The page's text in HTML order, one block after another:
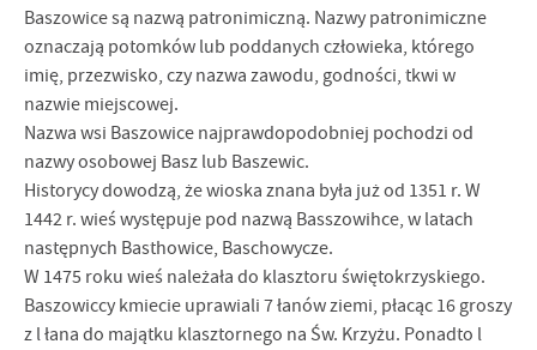
Baszowice są nazwą patronimiczną. Nazwy patronimiczne
oznaczają potom­ków lub poddanych człowieka, którego
imię, przezwisko, czy nazwa zawodu, godności, tkwi w
nazwie miejscowej.
Nazwa wsi Baszowice najprawdopodobniej pochodzi od
nazwy osobowej Basz lub Baszewic.
Historycy dowodzą, że wioska znana była już od 1351 r. W
1442 r. wieś wy­stępuje pod nazwą Basszowihce, w latach
następnych Basthowice, Baschowycze.
W 1475 roku wieś należała do klasztoru świętokrzyskiego.
Baszowiccy kmiecie uprawiali 7 łanów ziemi, płacąc 16 groszy
z l łana do majątku klasztor­nego na Św. Krzyżu. Ponadto l